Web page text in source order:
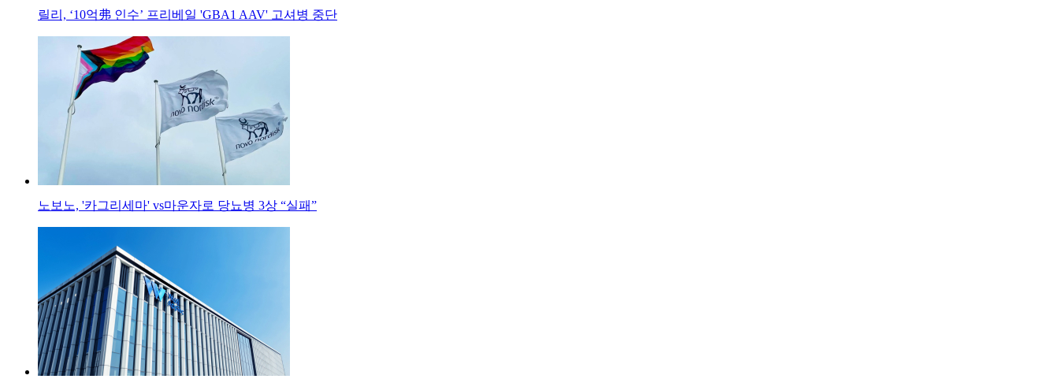
릴리, ‘10억弗 인수’ 프리베일 'GBA1 AAV' 고셔병 중단
노보노, '카그리세마' vs마운자로 당뇨병 3상 “실패”